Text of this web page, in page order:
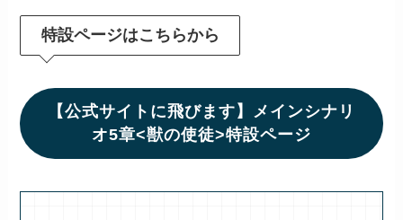
特設ページはこちらから
【公式サイトに飛びます】メインシナリ
オ5章<獣の使徒>特設ページ